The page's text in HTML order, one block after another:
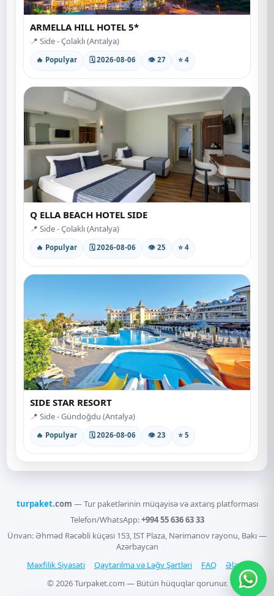
ARMELLA HILL HOTEL 5*
📍 Side - Çolaklı (Antalya)
🔥 Populyar 🗓 2026-08-06 👁 27 ⭐ 4
Q ELLA BEACH HOTEL SIDE
📍 Side - Çolaklı (Antalya)
🔥 Populyar 🗓 2026-08-06 👁 25 ⭐ 4
SIDE STAR RESORT
📍 Side - Gündoğdu (Antalya)
🔥 Populyar 🗓 2026-08-06 👁 23 ⭐ 5
turpaket.com — Tur paketlərinin müqayisə və axtarış platforması
Telefon/WhatsApp:+994 55 636 63 33
Ünvan: Əhməd Rəcəbli küçəsi 153, IST Plaza, Nərimanov rayonu, Bakı —
Azərbaycan
Məxfilik Siyasəti
Qaytarılma və Ləğv Şərtləri FAQ
Əlaqə
© 2026 Turpaket.com — Bütün hüquqlar qorunur.